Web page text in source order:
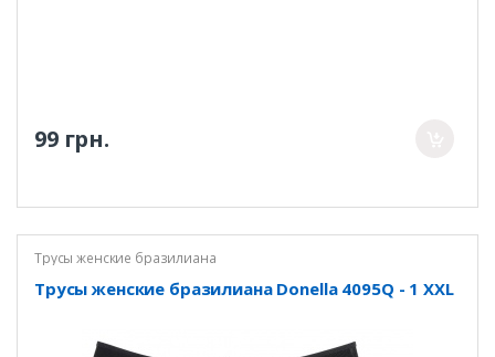
99 грн.
Трусы женские бразилиана
Трусы женские бразилиана Donella 4095Q - 1 XXL